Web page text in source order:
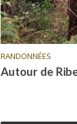
RANDONNÉES
Autour de